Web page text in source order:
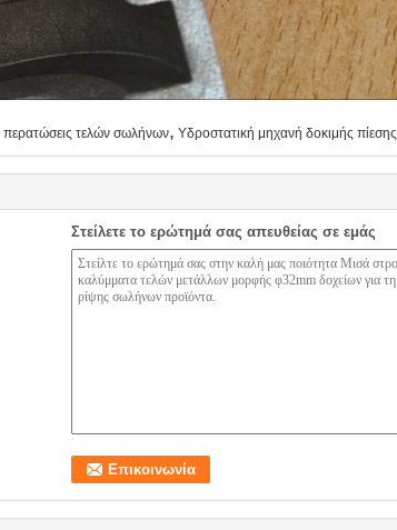
περατώσεις τελών σωλήνων, Υδροστατική μηχανή δοκιμής πίεσης
Στείλετε το ερώτημά σας απευθείας σε εμάς